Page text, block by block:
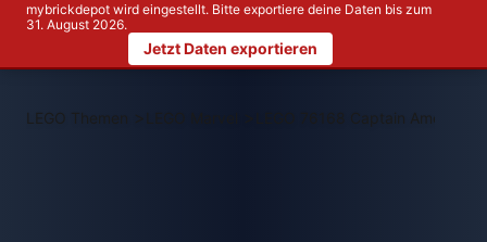
mybrickdepot wird eingestellt. Bitte exportiere deine Daten bis zum
31. August 2026.
Jetzt Daten exportieren
LEGO Themen > LEGO 76168 Captain America